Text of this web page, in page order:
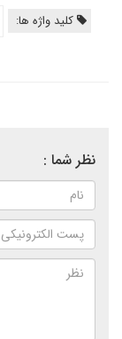
کلید واژه ها:
نظر شما :